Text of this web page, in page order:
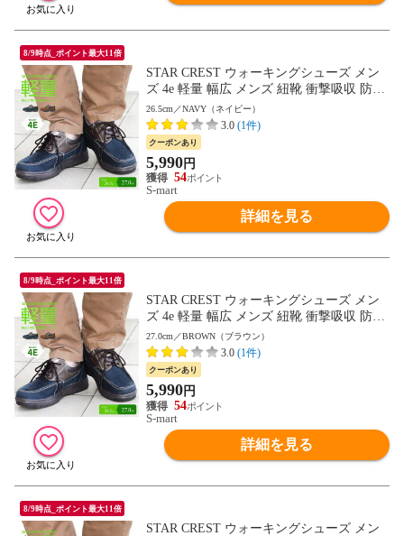
8/9時点_ポイント最大11倍
STAR CREST ウォーキングシューズ メン
ズ 4e 軽量 幅広 メンズ 紐靴 衝撃吸収 防滑
紳士 屈曲性 歩きやすい スエード ネイビー
ブラウン ウォーキング 旅行 散歩 レースア
ップ 紳士靴 男性用 通勤用 カジュアルシュ
ーズ 父の日 敬老の日 スタークレスト 4501
送料無料
26.5cm／NAVY（ネイビー）
3.0 (1件)
クーポンあり
5,990円
54
S-mart
詳細を見る
8/9時点_ポイント最大11倍
STAR CREST ウォーキングシューズ メン
ズ 4e 軽量 幅広 メンズ 紐靴 衝撃吸収 防滑
紳士 屈曲性 歩きやすい スエード ネイビー
ブラウン ウォーキング 旅行 散歩 レースア
ップ 紳士靴 男性用 通勤用 カジュアルシュ
ーズ 父の日 敬老の日 スタークレスト 4501
送料無料
27.0cm／BROWN（ブラウン）
3.0 (1件)
クーポンあり
5,990円
54
S-mart
詳細を見る
8/9時点_ポイント最大11倍
STAR CREST ウォーキングシューズ メン